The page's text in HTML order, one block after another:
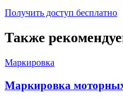
Получить доступ бесплатно
Также
Маркировка
Маркировка